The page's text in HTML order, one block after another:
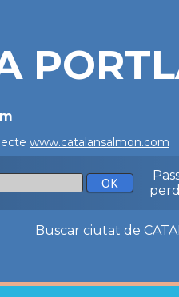
www.catalansalmon.com
Buscar ciutat de